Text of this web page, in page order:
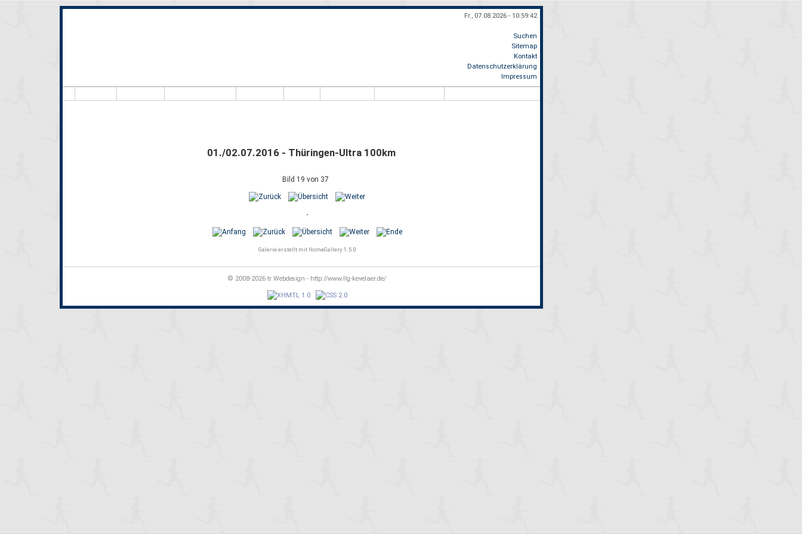
Fr., 07.08.2026 - 10:59:42
Suchen
Sitemap
Kontakt
Datenschutzerklärung
Impressum
- schön, daß Du uns im Netz gefunden hast! + + + Herbstlauf Niederrhein Kerken am 12. Oktober, 10km: Jürgen Metternich
01./02.07.2016 - Thüringen-Ultra 100km
Bild 19 von 37
Galerie erstellt mit HomeGallery 1.5.0
© 2008-2026 tr Webdesign - http://www.llg-kevelaer.de/